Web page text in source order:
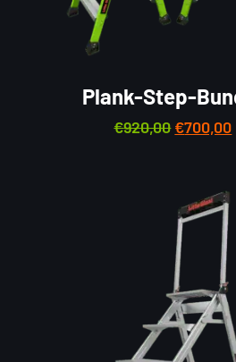
Plank-Step-
€920,00 €700,00